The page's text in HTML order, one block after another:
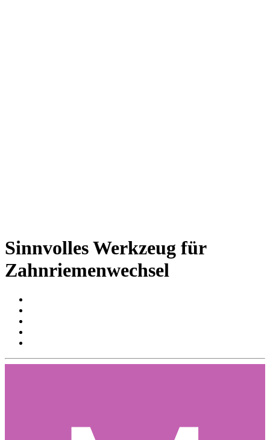
Sinnvolles Werkzeug für
Zahnriemenwechsel